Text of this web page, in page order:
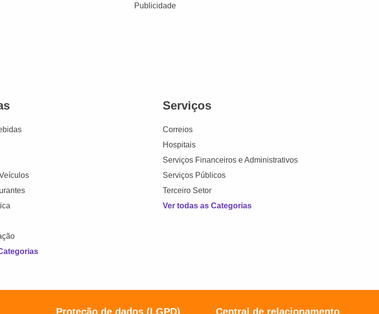
Publicidade
Serviços
Correios
Hospitais
Serviços Financeiros e Administrativos
Serviços Públicos
Terceiro Setor
Ver todas as Categorias
Proteção de dados (LGPD) Central de relacionamento